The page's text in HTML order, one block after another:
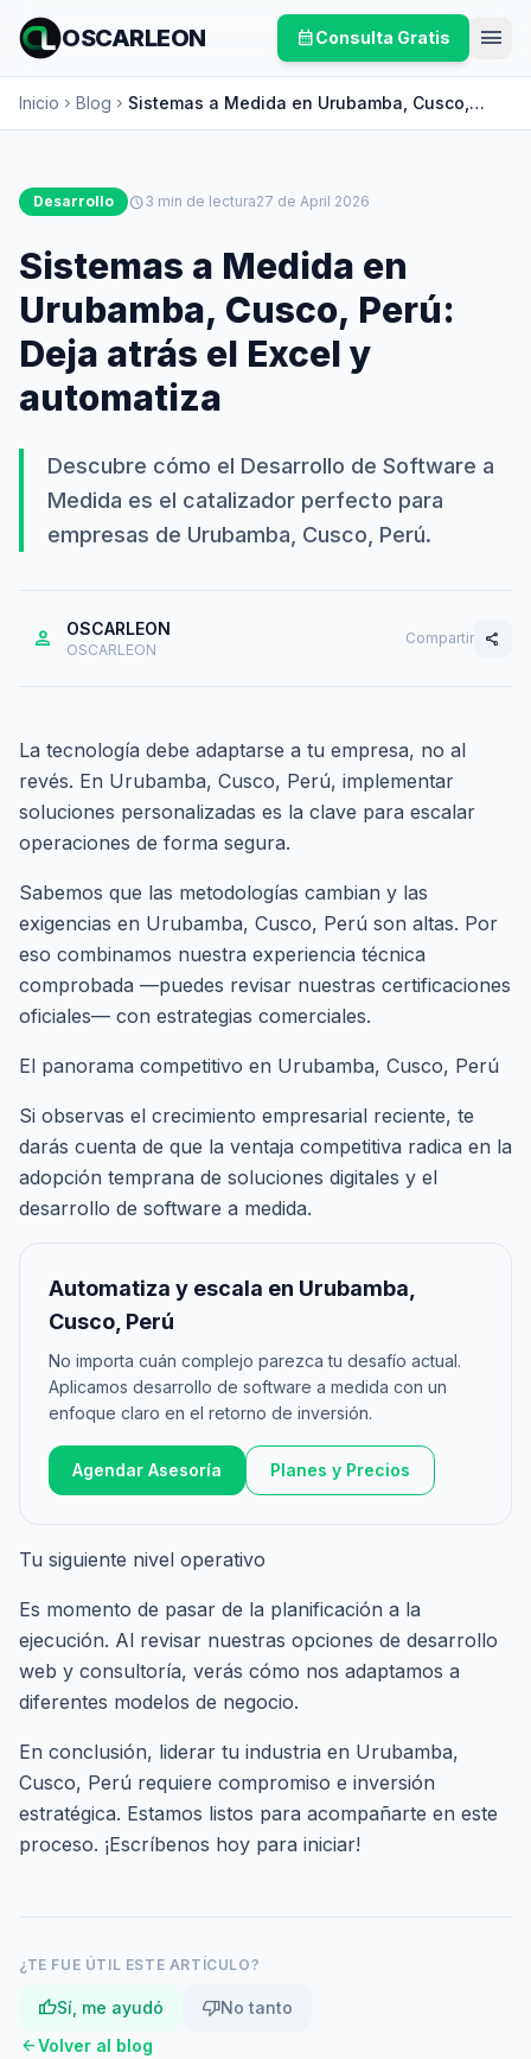
OSCARLEON calendar_monthConsulta Gratis menu
Inicio chevron_right Blog chevron_right Sistemas a Medida en Urubamba, Cusco,
Perú: Deja atrás el Excel y automatiza
Desarrollo schedule3 min de lectura27 de April 2026
Sistemas a Medida en
Urubamba, Cusco, Perú:
Deja atrás el Excel y
automatiza
Descubre cómo el Desarrollo de Software a
Medida es el catalizador perfecto para
empresas de Urubamba, Cusco, Perú.
person OSCARLEON
OSCARLEON
Compartir share
La tecnología debe adaptarse a tu empresa, no al
revés. En Urubamba, Cusco, Perú, implementar
soluciones personalizadas es la clave para escalar
operaciones de forma segura.
Sabemos que las metodologías cambian y las
exigencias en Urubamba, Cusco, Perú son altas. Por
eso combinamos nuestra experiencia técnica
comprobada —puedes revisar nuestras certificaciones
oficiales— con estrategias comerciales.
El panorama competitivo en Urubamba, Cusco, Perú
Si observas el crecimiento empresarial reciente, te
darás cuenta de que la ventaja competitiva radica en la
adopción temprana de soluciones digitales y el
desarrollo de software a medida.
Automatiza y escala en Urubamba,
Cusco, Perú
No importa cuán complejo parezca tu desafío actual.
Aplicamos desarrollo de software a medida con un
enfoque claro en el retorno de inversión.
Agendar Asesoría Planes y Precios
Tu siguiente nivel operativo
Es momento de pasar de la planificación a la
ejecución. Al revisar nuestras opciones de desarrollo
web y consultoría, verás cómo nos adaptamos a
diferentes modelos de negocio.
En conclusión, liderar tu industria en Urubamba,
Cusco, Perú requiere compromiso e inversión
estratégica. Estamos listos para acompañarte en este
proceso. ¡Escríbenos hoy para iniciar!
¿TE FUE ÚTIL ESTE ARTÍCULO?
thumb_upSí, me ayudó thumb_downNo tanto
arrow_backVolver al blog